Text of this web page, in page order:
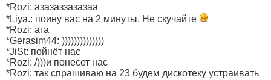
*Rozi: азазаззазазаа
*Liya.: поину вас на 2 минуты. Не скучайте
*Rozi: ага
*Gerasim44: ))))))))))))))
*JiSt: пойнёт нас
*Rozi: /)))и понесет нас
*Rozi: так спрашиваю на 23 будем дискотеку устраивать